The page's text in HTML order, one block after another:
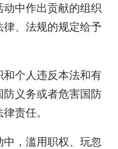
中作出贡献的组织
、法规的规定给予
个人违反本法和有
义务或者危害国防
责任。
，滥用职权、玩忽